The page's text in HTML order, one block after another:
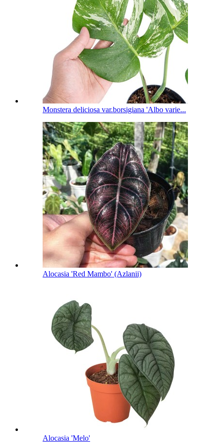
Monstera deliciosa var.borsigiana 'Albo varie...
Alocasia 'Red Mambo' (Azlanii)
Alocasia 'Melo'